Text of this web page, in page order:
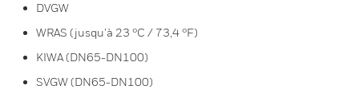
DVGW
WRAS (jusqu’à 23 °C / 73,4 °F)
KIWA (DN65-DN100)
SVGW (DN65-DN100)